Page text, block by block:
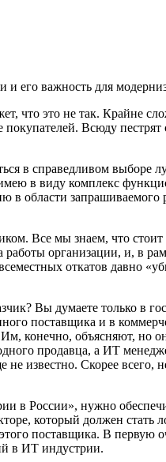
и его важность для
что это не так. Крайне
Всюду
в справедливом выборе
в виду комплекс
в области
Все мы знаем, что
организации, и, в
откатов давно
Вы думаете только в
поставщика и в
конечно, объясняют, но
продавца, а ИТ
известно. Скорее всего,
в России», нужно
который должен стать
поставщика. В первую
в ИТ индустрии.